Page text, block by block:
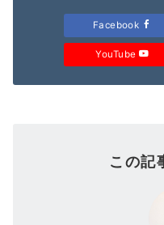
Facebook
YouTube
この記